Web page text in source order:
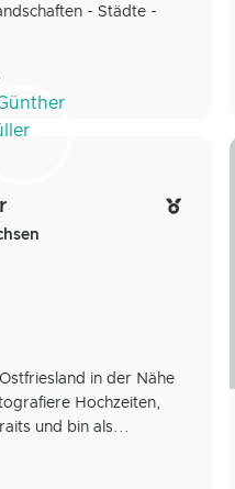
- Städte -
in der Nähe
Hochzeiten,
und bin als...